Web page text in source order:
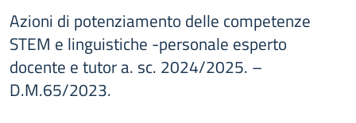
Azioni di potenziamento delle competenze
STEM e linguistiche -personale esperto
docente e tutor a. sc. 2024/2025. –
D.M.65/2023.